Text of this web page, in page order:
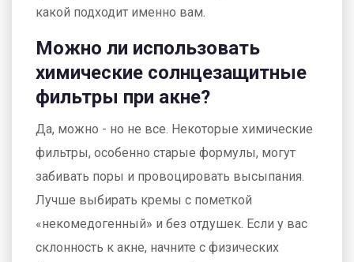
какой подходит именно вам.
Можно ли использовать
химические солнцезащитные
фильтры при акне?
Да, можно - но не все. Некоторые химические
фильтры, особенно старые формулы, могут
забивать поры и провоцировать высыпания.
Лучше выбирать кремы с пометкой
«некомедогенный» и без отдушек. Если у вас
склонность к акне, начните с физических